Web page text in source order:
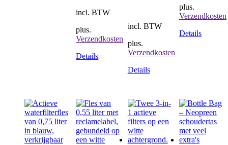
incl. BTW
plus.
Verzendkosten
Details
incl. BTW
plus.
Verzendkosten
Details
plus.
Verzendkosten
Details